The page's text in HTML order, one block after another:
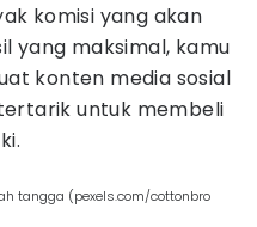
komisi yang akan
yang maksimal, kamu
konten media sosial
untuk membeli
tangga (pexels.com/cottonbro